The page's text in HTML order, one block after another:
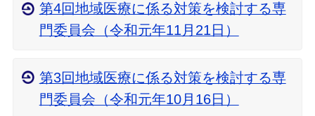
第4回地域医療に係る対策を検討する専
門委員会（令和元年11月21日）
第3回地域医療に係る対策を検討する専
門委員会（令和元年10月16日）